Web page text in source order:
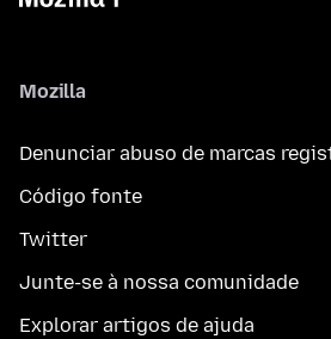
Mozilla
Denunciar abuso de marcas
Código fonte
Twitter
Junte-se à nossa comunidade
Explorar artigos de ajuda